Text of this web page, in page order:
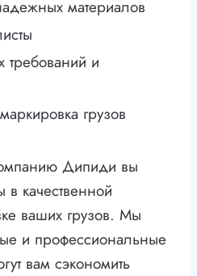
материалов
и
грузов
Дипиди вы
качественной
ваших грузов. Мы
и профессиональные
вам сэкономить